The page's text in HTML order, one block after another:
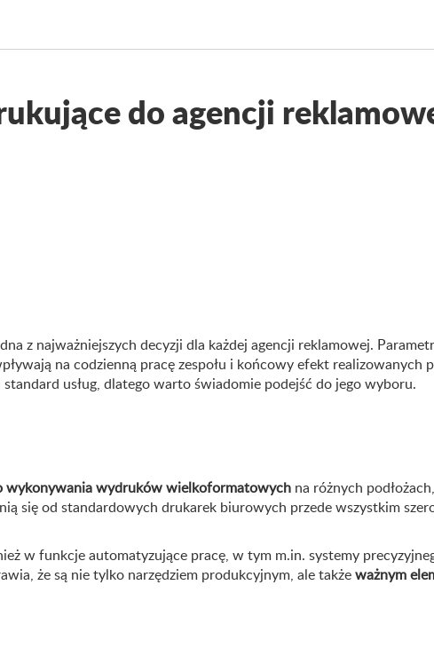
do agencji
z najważniejszych decyzji dla każdej agencji reklamowej.
na codzienną pracę zespołu i końcowy efekt
usług, dlatego warto świadomie podejść do jego wyboru.
wykonywania wydruków wielkoformatowych na różnych
się od standardowych drukarek biurowych przede wszystkim
w funkcje automatyzujące pracę, w tym m.in. systemy
że są nie tylko narzędziem produkcyjnym, ale takżeważnym